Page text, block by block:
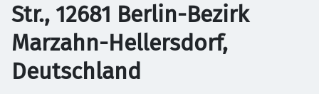
Str., 12681 Berlin-Bezirk
Marzahn-Hellersdorf,
Deutschland